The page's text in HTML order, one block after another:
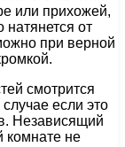
или прихожей,
натянется от
при верной
смотрится
если это
Независящий
комнате не